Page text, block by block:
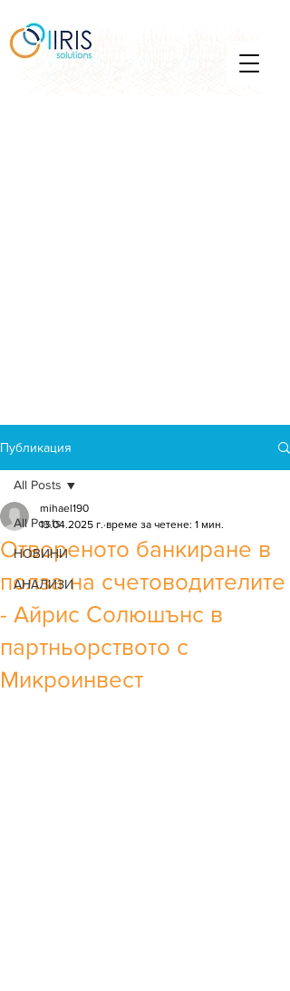
Публикация
All Posts
НОВИНИ
АНАЛИЗИ
All Posts
Oтвореното банкиране в
полза на счетоводителите
- Aйрис Солюшънс в
партньорството с
Mикроинвест
mihael190
13.04.2025 г. време за четене: 1 мин.